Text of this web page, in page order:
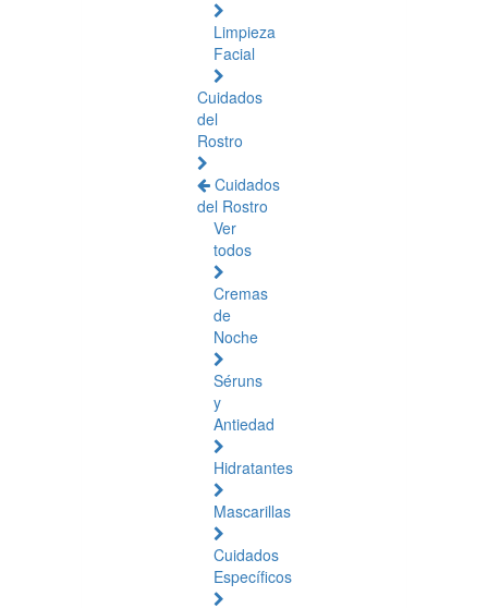
Limpieza
Facial
Cuidados
del
Rostro
Cuidados
del Rostro
Ver
todos
Cremas
de
Noche
Séruns
y
Antiedad
Hidratantes
Mascarillas
Cuidados
Específicos